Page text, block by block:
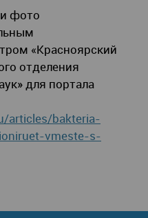
фото
«Красноярский
отделения
для портала
articles/bakteria-
vmeste-s-